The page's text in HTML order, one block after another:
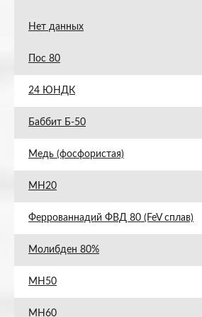
Нет данных
Пос 80
24 ЮНДК
Баббит Б-50
Медь (фосфористая)
МН20
Феррованнадий ФВД 80 (FeV сплав)
Молибден 80%
МН50
МН60